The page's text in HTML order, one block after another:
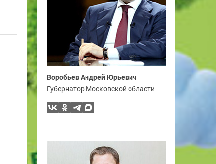
Воробьев Андрей Юрьевич
Губернатор Московской области